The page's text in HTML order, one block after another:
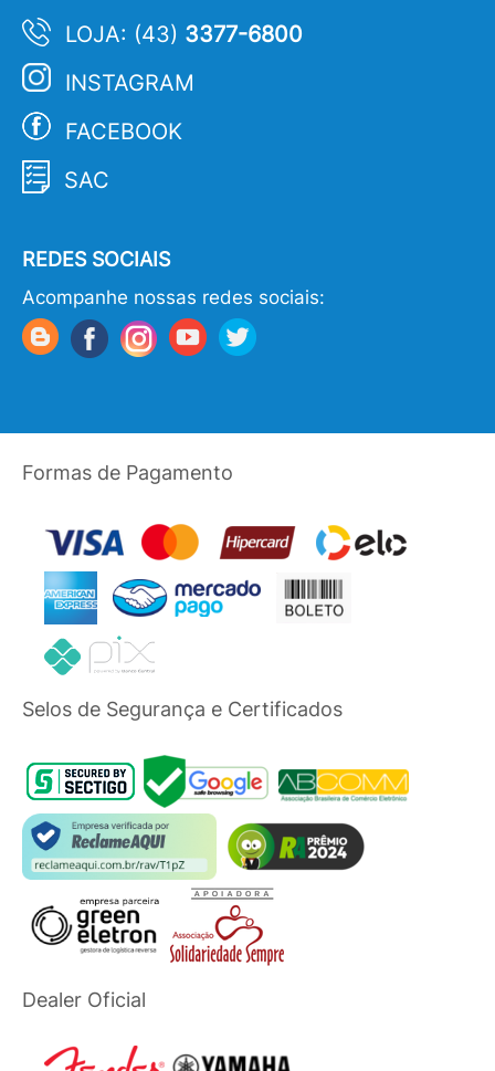
LOJA: (43) 3377-6800
INSTAGRAM
FACEBOOK
SAC
REDES SOCIAIS
Acompanhe nossas redes sociais:
Formas de Pagamento
Selos de Segurança e Certificados
Dealer Oficial